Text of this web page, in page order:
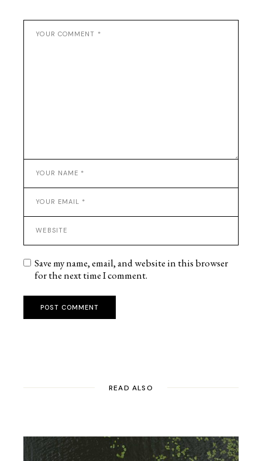
Save my name, email, and website in this browser
for the next time I comment.
POST COMMENT
READ ALSO